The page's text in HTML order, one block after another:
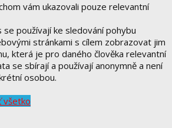
vám ukazovali pouze relevantní
používají ke sledování pohybu
stránkami s cílem zobrazovat jim
která je pro daného člověka relevantní
se sbírají a používají anonymně a není
osobou.
všetko